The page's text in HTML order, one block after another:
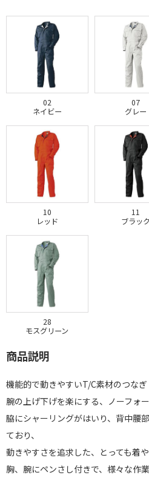
02
ネイビー
07
グレー
10
レッド
11
ブラック
28
モスグリーン
商品説明
機能的で動きやすいT/C素材のつなぎ
腕の上げ下げを楽にする、ノーフォ
脇にシャーリングがはいり、背中腰
ており、
動きやすさを追求した、とっても着や
胸、腕にペンさし付きで、様々な作